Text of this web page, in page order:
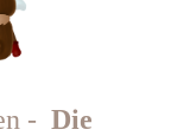
-Die